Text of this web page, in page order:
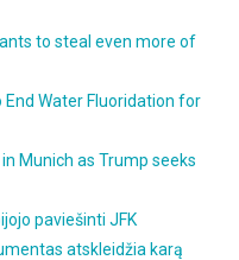
to steal even more of
Water Fluoridation for
Munich as Trump seeks
paviešinti JFK
atskleidžia karą